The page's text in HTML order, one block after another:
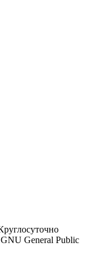
GNU General Public